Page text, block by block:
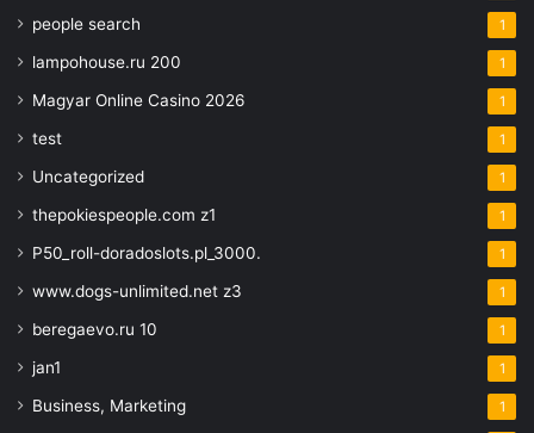
people search 1
lampohouse.ru 200 1
Magyar Online Casino 2026 1
test 1
Uncategorized 1
thepokiespeople.com z1 1
P50_roll-doradoslots.pl_3000. 1
www.dogs-unlimited.net z3 1
beregaevo.ru 10 1
jan1 1
Business, Marketing 1